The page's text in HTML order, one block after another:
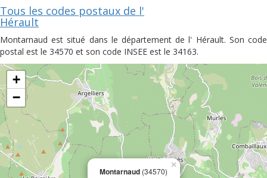
Tous les codes postaux de l'
Hérault
Montarnaud est situé dans le département de l' Hérault. Son code
postal est le 34570 et son code INSEE est le 34163.
Montarnaud (34570)
×
+
−